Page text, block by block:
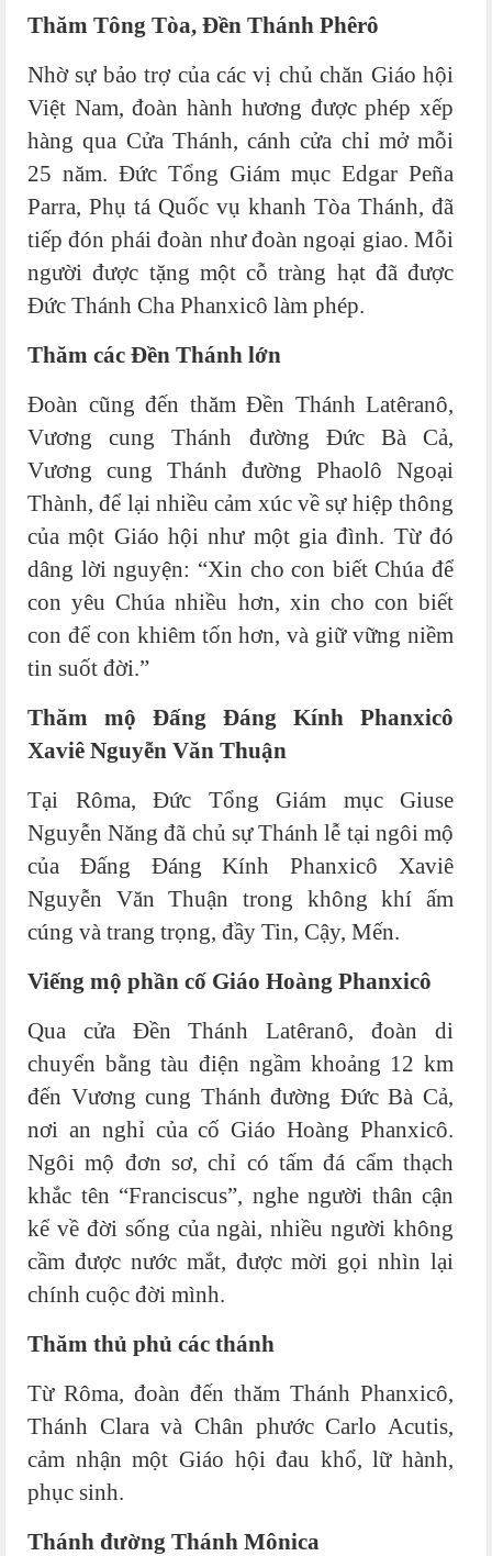
Thăm Tông Tòa, Đền Thánh Phêrô
Nhờ sự bảo trợ của các vị chủ chăn Giáo hội
Việt Nam, đoàn hành hương được phép xếp
hàng qua Cửa Thánh, cánh cửa chỉ mở mỗi
25 năm. Đức Tổng Giám mục Edgar Peña
Parra, Phụ tá Quốc vụ khanh Tòa Thánh, đã
tiếp đón phái đoàn như đoàn ngoại giao. Mỗi
người được tặng một cỗ tràng hạt đã được
Đức Thánh Cha Phanxicô làm phép.
Thăm các Đền Thánh lớn
Đoàn cũng đến thăm Đền Thánh Latêranô,
Vương cung Thánh đường Đức Bà Cả,
Vương cung Thánh đường Phaolô Ngoại
Thành, để lại nhiều cảm xúc về sự hiệp thông
của một Giáo hội như một gia đình. Từ đó
dâng lời nguyện: “Xin cho con biết Chúa để
con yêu Chúa nhiều hơn, xin cho con biết
con để con khiêm tốn hơn, và giữ vững niềm
tin suốt đời.”
Thăm mộ Đấng Đáng Kính Phanxicô
Xaviê Nguyễn Văn Thuận
Tại Rôma, Đức Tổng Giám mục Giuse
Nguyễn Năng đã chủ sự Thánh lễ tại ngôi mộ
của Đấng Đáng Kính Phanxicô Xaviê
Nguyễn Văn Thuận trong không khí ấm
cúng và trang trọng, đầy Tin, Cậy, Mến.
Viếng mộ phần cố Giáo Hoàng Phanxicô
Qua cửa Đền Thánh Latêranô, đoàn di
chuyển bằng tàu điện ngầm khoảng 12 km
đến Vương cung Thánh đường Đức Bà Cả,
nơi an nghỉ của cố Giáo Hoàng Phanxicô.
Ngôi mộ đơn sơ, chỉ có tấm đá cẩm thạch
khắc tên “Franciscus”, nghe người thân cận
kể về đời sống của ngài, nhiều người không
cầm được nước mắt, được mời gọi nhìn lại
chính cuộc đời mình.
Thăm thủ phủ các thánh
Từ Rôma, đoàn đến thăm Thánh Phanxicô,
Thánh Clara và Chân phước Carlo Acutis,
cảm nhận một Giáo hội đau khổ, lữ hành,
phục sinh.
Thánh đường Thánh Mônica